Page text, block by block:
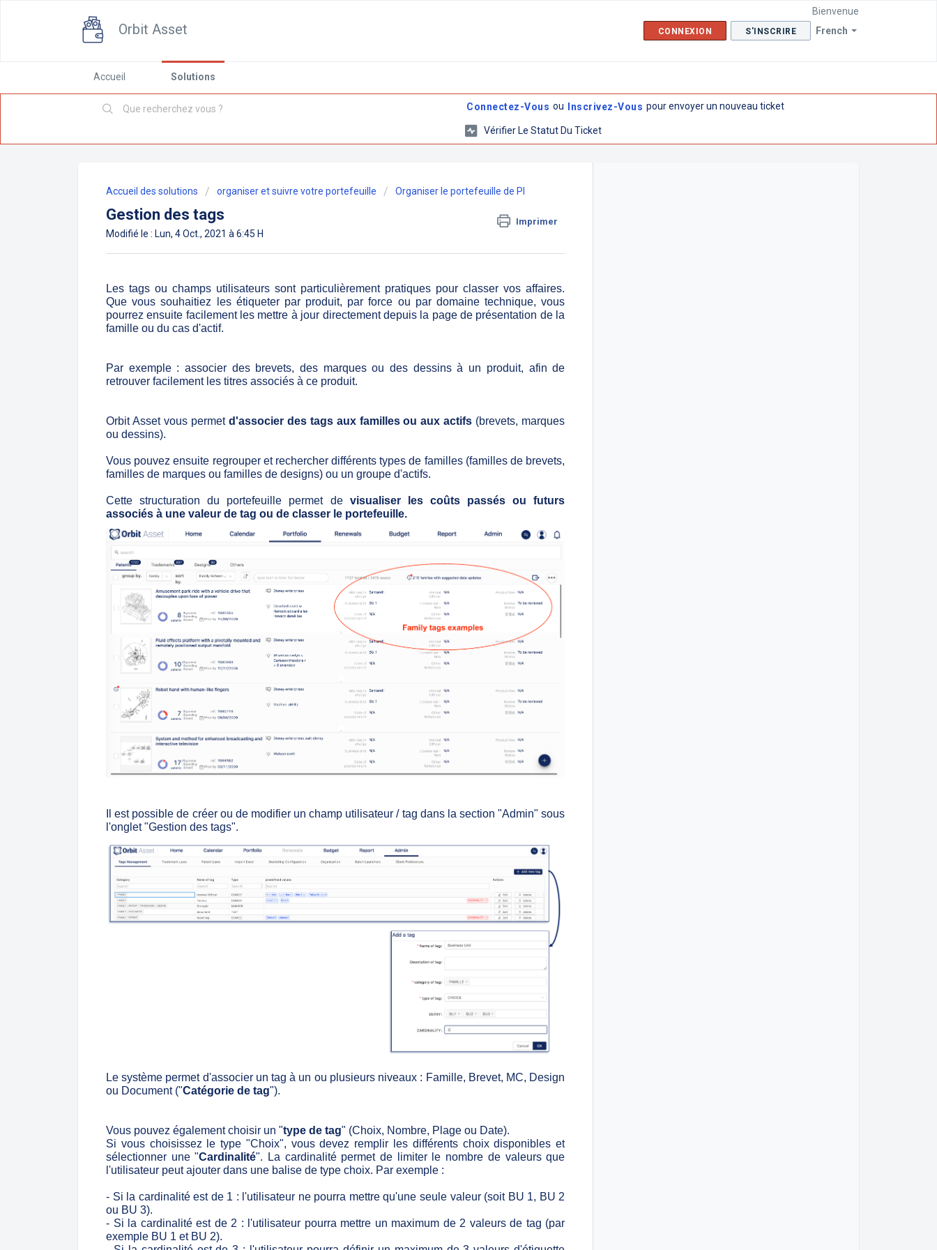
Orbit Asset French
Bienvenue
CONNEXION S'INSCRIRE
Accueil Solutions
Connectez-Vous ou Inscrivez-Vous pour envoyer un nouveau ticket
Vérifier Le Statut Du Ticket
Accueil des solutions organiser et suivre votre portefeuille Organiser le portefeuille de PI
Gestion des tags Imprimer
Modifié le : Lun, 4 Oct., 2021 à 6:45 H
Les tags ou champs utilisateurs sont particulièrement pratiques pour classer vos affaires.
Que vous souhaitiez les étiqueter par produit, par force ou par domaine technique, vous
pourrez ensuite facilement les mettre à jour directement depuis la page de présentation de la
famille ou du cas d'actif.
Par exemple : associer des brevets, des marques ou des dessins à un produit, afin de
retrouver facilement les titres associés à ce produit.
Orbit Asset vous permet d'associer des tags aux familles ou aux actifs (brevets, marques
ou dessins).
Vous pouvez ensuite regrouper et rechercher différents types de familles (familles de brevets,
familles de marques ou familles de designs) ou un groupe d'actifs.
Cette structuration du portefeuille permet de visualiser les coûts passés ou futurs
associés à une valeur de tag ou de classer le portefeuille.
Il est possible de créer ou de modifier un champ utilisateur / tag dans la section "Admin" sous
l'onglet "Gestion des tags".
Le système permet d'associer un tag à un ou plusieurs niveaux : Famille, Brevet, MC, Design
ou Document ("Catégorie de tag").
Vous pouvez également choisir un "type de tag" (Choix, Nombre, Plage ou Date).
Si vous choisissez le type "Choix", vous devez remplir les différents choix disponibles et
sélectionner une "Cardinalité". La cardinalité permet de limiter le nombre de valeurs que
l'utilisateur peut ajouter dans une balise de type choix. Par exemple :
- Si la cardinalité est de 1 : l'utilisateur ne pourra mettre qu'une seule valeur (soit BU 1, BU 2
ou BU 3).
- Si la cardinalité est de 2 : l'utilisateur pourra mettre un maximum de 2 valeurs de tag (par
exemple BU 1 et BU 2).